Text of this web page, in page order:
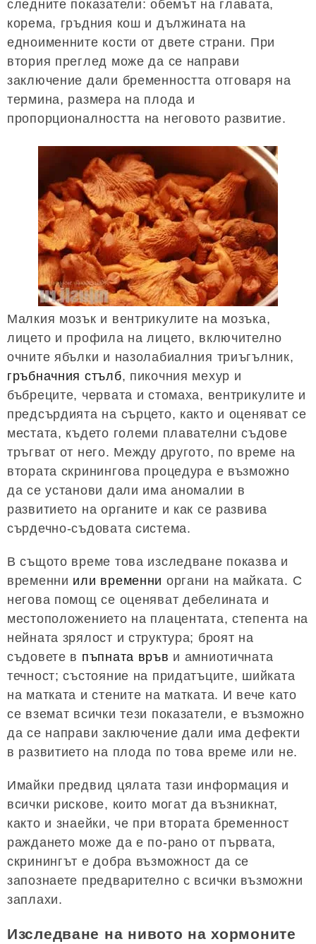
следните показатели: обемът на главата,
корема, гръдния кош и дължината на
едноименните кости от двете страни. При
втория преглед може да се направи
заключение дали бременността отговаря на
термина, размера на плода и
пропорционалността на неговото развитие.
Малкия мозък и вентрикулите на мозъка,
лицето и профила на лицето, включително
очните ябълки и назолабиалния триъгълник,
гръбначния стълб, пикочния мехур и
бъбреците, червата и стомаха, вентрикулите и
предсърдията на сърцето, както и оценяват се
местата, където големи плавателни съдове
тръгват от него. Между другото, по време на
втората скринингова процедура е възможно
да се установи дали има аномалии в
развитието на органите и как се развива
сърдечно-съдовата система.
В същото време това изследване показва и
временни или временни органи на майката. С
негова помощ се оценяват дебелината и
местоположението на плацентата, степента на
нейната зрялост и структура; броят на
съдовете в пъпната връв и амниотичната
течност; състояние на придатъците, шийката
на матката и стените на матката. И вече като
се вземат всички тези показатели, е възможно
да се направи заключение дали има дефекти
в развитието на плода по това време или не.
Имайки предвид цялата тази информация и
всички рискове, които могат да възникнат,
както и знаейки, че при втората бременност
раждането може да е по-рано от първата,
скринингът е добра възможност да се
запознаете предварително с всички възможни
заплахи.
Изследване на нивото на хормоните